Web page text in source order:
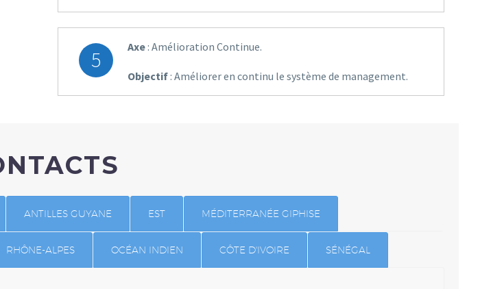
5 Axe : Amélioration Continue.
Objectif : Améliorer en continu le système de management.
ANTILLES GUYANE EST MÉDITERRANÉE GIPHISE
RHÔNE-ALPES OCÉAN INDIEN CÔTE D'IVOIRE SÉNÉGAL